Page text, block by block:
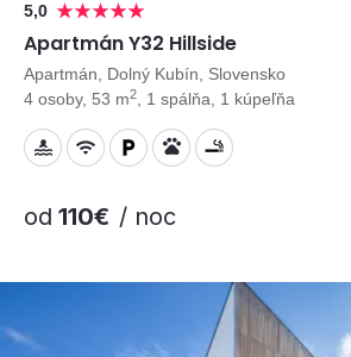
5,0
Apartmán Y32 Hillside
Apartmán, Dolný Kubín, Slovensko
4 osoby, 53 m2 , 1 spálňa, 1 kúpeľňa
od 110€ / noc